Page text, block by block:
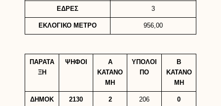
ΕΔΡΕΣ 3
ΕΚΛΟΓΙΚΟ ΜΕΤΡΟ 956,00
ΠΑΡΑΤΑ
ΞΗ
ΨΗΦΟΙ
Α
ΚΑΤΑΝΟ
ΜΗ
ΥΠΟΛΟΙ
ΠΟ
B
KATANO
MH
ΔΗΜΟΚ
2130 2 206 0